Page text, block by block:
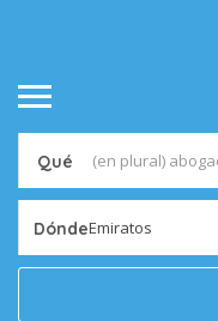
Qué
DóndeEmiratos